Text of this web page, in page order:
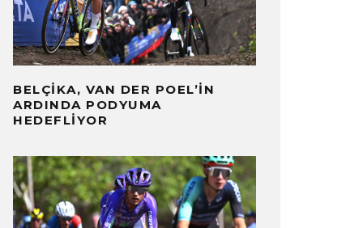
BELÇIKA, VAN DER POEL’IN
ARDINDA PODYUMA
HEDEFLIYOR